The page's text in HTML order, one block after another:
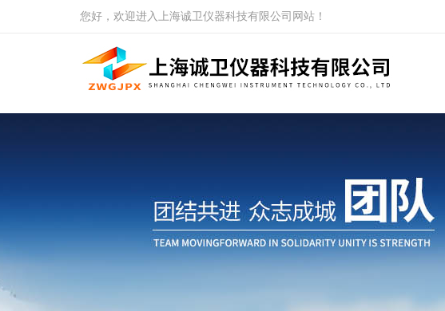
您好，欢迎进入上海诚卫仪器科技有限公司网站！